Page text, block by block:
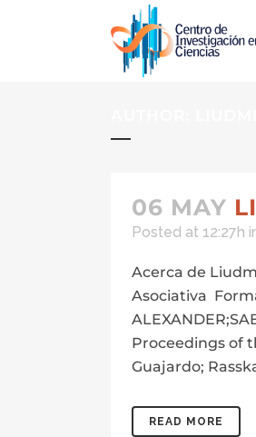
06 MAY
Posted at 12:27h
Acerca de
Asociativa
Proceedings of
Guajardo;
READ MORE